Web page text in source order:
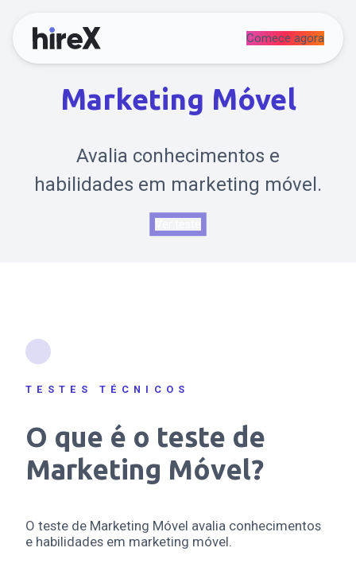
Comece agora
Marketing Móvel
Avalia conhecimentos e
habilidades em marketing móvel.
TESTES TÉCNICOS
O que é o teste de
Marketing Móvel?
O teste de Marketing Móvel avalia conhecimentos
e habilidades em marketing móvel.